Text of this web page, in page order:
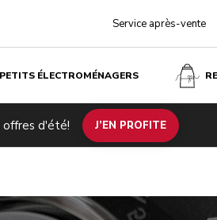
Service après-vente
PETITS ÉLECTROMÉNAGERS
offres d'été! J’EN PROFITE